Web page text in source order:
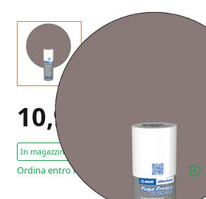
10,95 € Tasse escl.
In magazzino : 9 Pezzi
Ordina entro le 16:00 – spedizione oggi!